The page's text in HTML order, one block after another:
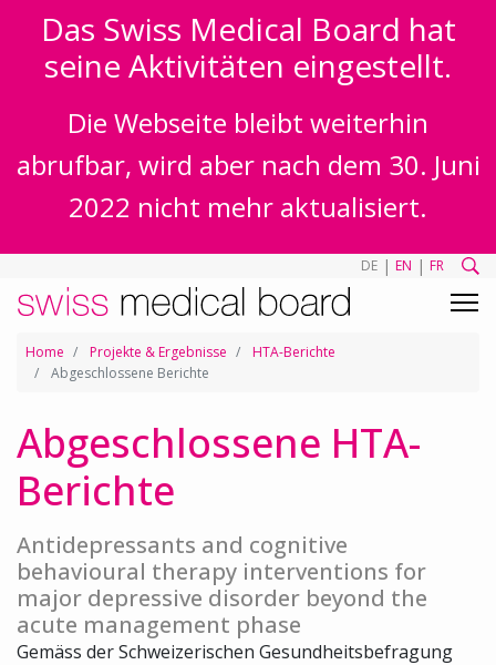
Das Swiss Medical Board hat
seine Aktivitäten eingestellt.
Die Webseite bleibt weiterhin
abrufbar, wird aber nach dem 30. Juni
2022 nicht mehr aktualisiert.
DE | EN | FR
Home Projekte & Ergebnisse
HTA-Berichte
Abgeschlossene Berichte
Abgeschlossene HTA-
Berichte
Antidepressants and cognitive
behavioural therapy interventions for
major depressive disorder beyond the
acute management phase
Gemäss der Schweizerischen Gesundheitsbefragung